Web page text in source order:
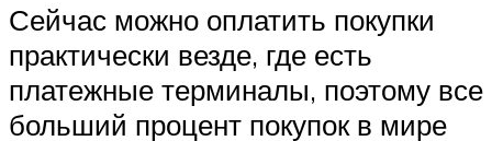
Сейчас можно оплатить покупки
практически везде, где есть
платежные терминалы, поэтому все
больший процент покупок в мире